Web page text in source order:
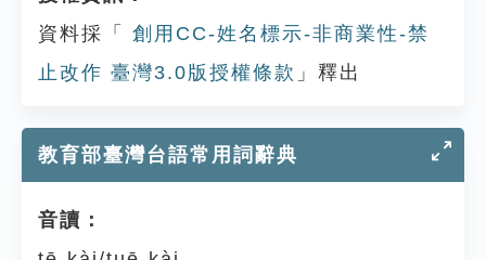
資料採「
創用CC-姓名標示-非商業性-禁
止改作 臺灣3.0版授權條款 」釋出
教育部臺灣台語常用詞辭典
音讀：